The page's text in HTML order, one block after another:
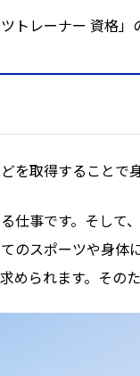
トレーナー 資格」
を取得することで
仕事です。そし
のスポーツや身
められます。その